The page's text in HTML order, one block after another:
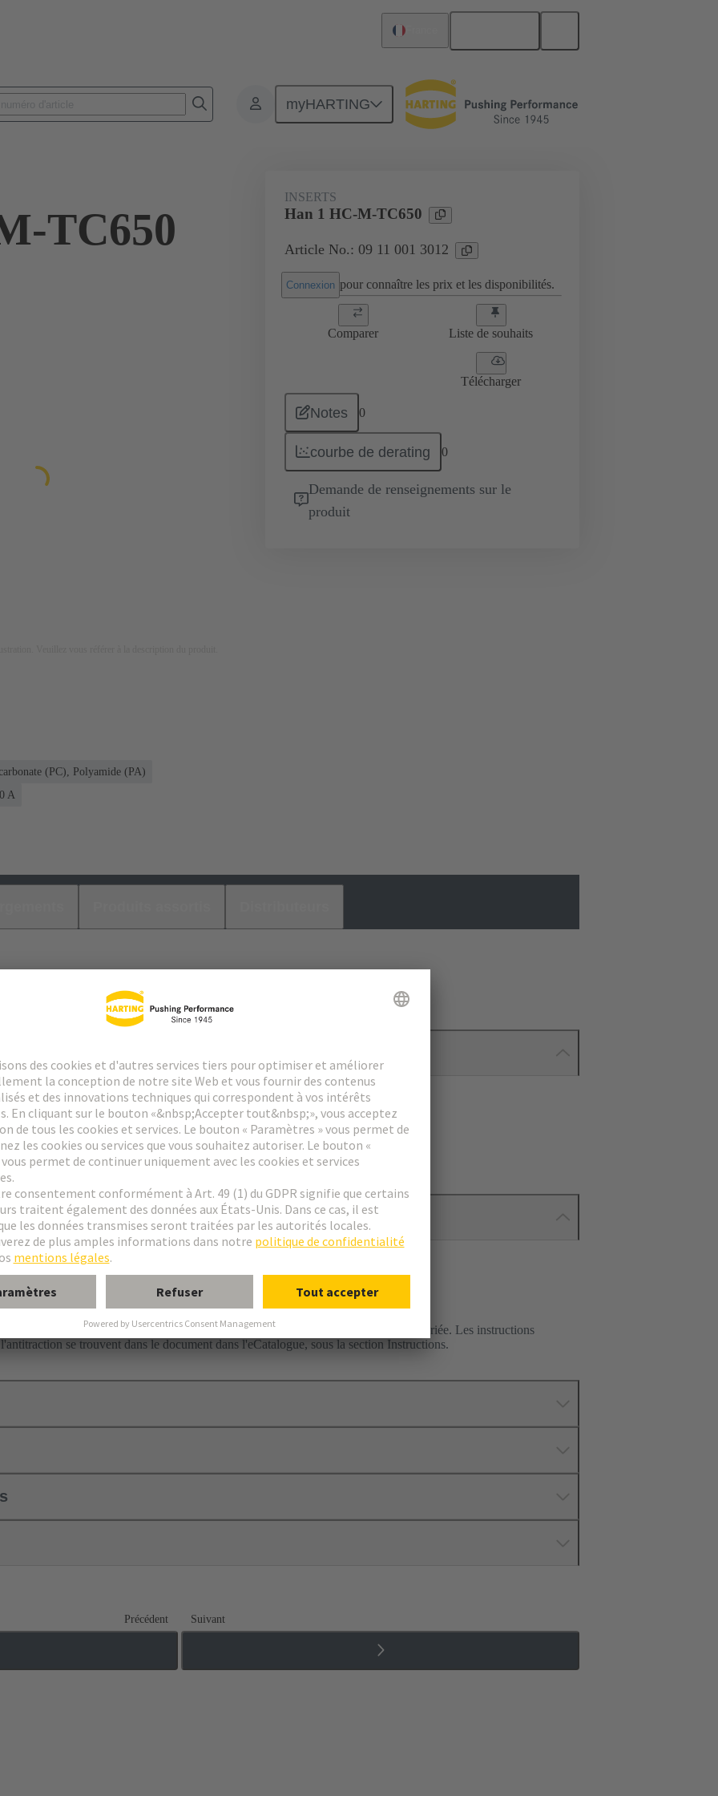
myHARTING
Inserts Han® HC Modular Inserts 09 11 001 3012
TC650
INSERTS
Han 1 HC-M-TC650
Article No.: 09 11 001 3012
Connexion pour connaître les prix et les disponibilités.
Comparer Liste de souhaits
Télécharger
Notes 0
courbe de derating 0
Demande de renseignements sur le
produit
(PC), Polyamide (PA)
A
à sertir séparément
et aux chocs ne peut être respectée que si les câbles sont fixés à une distance appropriée. Les instructions
se trouvent dans le document dans l'eCatalogue, sous la section Instructions.
Précédent Suivant